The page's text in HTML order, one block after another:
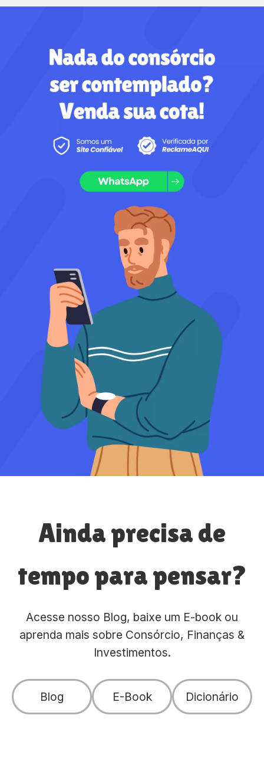
Ainda precisa de
tempo para pensar?
Acesse nosso Blog, baixe um E-book ou
aprenda mais sobre Consórcio, Finanças &
Investimentos.
Blog E-Book Dicionário